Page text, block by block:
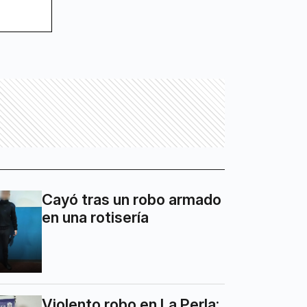
Cayó tras un robo armado
en una rotisería